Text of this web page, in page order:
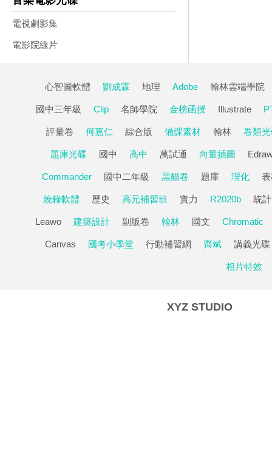
電視劇影集
電影院線片
心智圖軟體 劉成霖 地理 Adobe 翰林雲端學院
國中三年級 Clip 名師學院 金榜函授 Illustrate
評量卷 何嘉仁 綜合版 備課素材 翰林 卷類
題庫光碟 國中 高中 萬試通 向量插圖
Commander 國中二年級 黑貓卷 題庫 理化
燒錄軟體 歷史 高元補習班 實力 R2020b 統
Leawo 建築設計 副版卷 翰林 國文 Chromatic
Canvas 國考小學堂 行動補習網 齊斌 講義光碟
相片特效
XYZ STUDIO